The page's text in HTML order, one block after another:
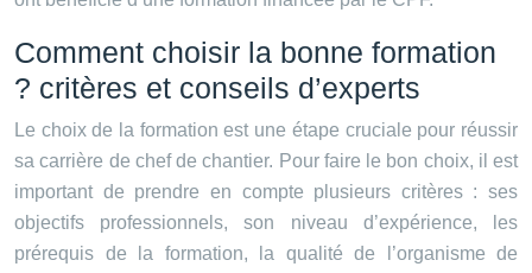
Comment choisir la bonne formation
? critères et conseils d’experts
Le choix de la formation est une étape cruciale pour réussir
sa carrière de chef de chantier. Pour faire le bon choix, il est
important de prendre en compte plusieurs critères : ses
objectifs professionnels, son niveau d’expérience, les
prérequis de la formation, la qualité de l’organisme de